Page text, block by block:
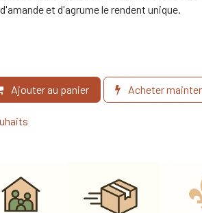
et d'agrume le rendent unique.
Ajouter au panier Acheter